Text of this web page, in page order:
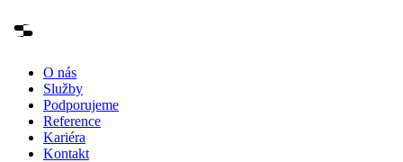
O nás
Služby
Podporujeme
Reference
Kariéra
Kontakt